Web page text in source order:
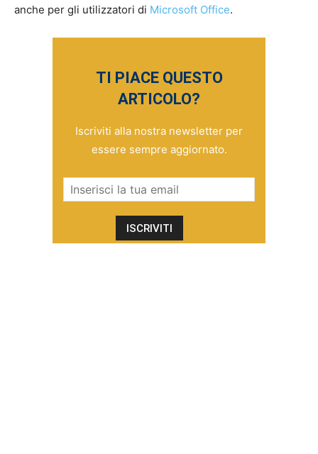
anche per gli utilizzatori di Microsoft Office.
TI PIACE QUESTO
ARTICOLO?
Iscriviti alla nostra newsletter per
essere sempre aggiornato.